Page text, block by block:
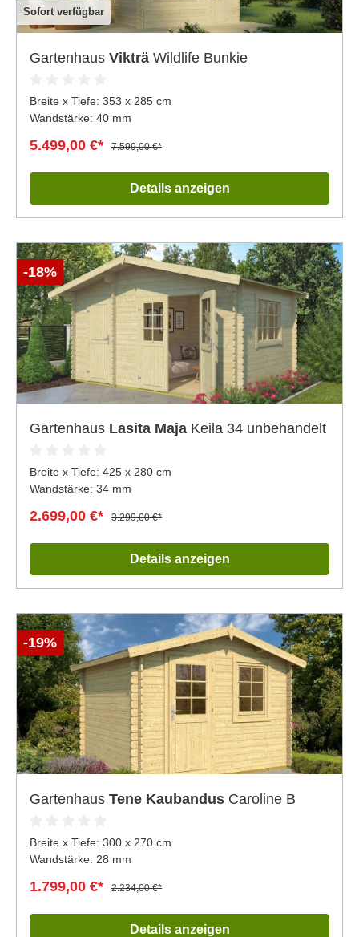
Sofort verfügbar
Gartenhaus Vikträ Wildlife Bunkie
Breite x Tiefe: 353 x 285 cm
Wandstärke: 40 mm
5.499,00 €* 7.599,00 €*
Details anzeigen
-18%
Gartenhaus Lasita Maja Keila 34 unbehandelt
Breite x Tiefe: 425 x 280 cm
Wandstärke: 34 mm
2.699,00 €* 3.299,00 €*
Details anzeigen
-19%
Gartenhaus Tene Kaubandus Caroline B
Breite x Tiefe: 300 x 270 cm
Wandstärke: 28 mm
1.799,00 €* 2.234,00 €*
Details anzeigen